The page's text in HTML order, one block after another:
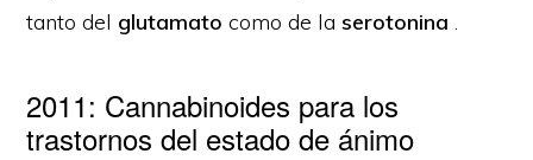
tanto del glutamato como de laserotonina .
2011: Cannabinoides para los
trastornos del estado de ánimo